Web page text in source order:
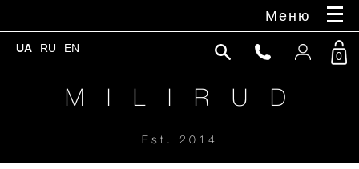
Меню
UA RU EN
M I L I R U D
Est. 2014
0